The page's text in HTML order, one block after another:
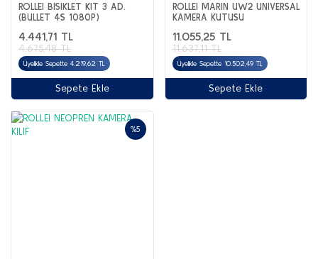
ROLLEI BISIKLET KIT 3 AD.
(BULLET 4S 1080P)
4.441,71 TL
4.675,48 TL
Üyelikle Sepette 4.219,62 TL
Sepete Ekle
ROLLEI MARIN UW2 UNIVERSAL
KAMERA KUTUSU
11.055,25 TL
11.637,11 TL
Üyelikle Sepette 10.502,49 TL
Sepete Ekle
%5